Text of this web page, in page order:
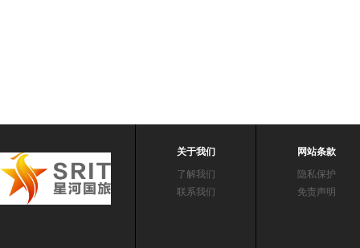
关于我们
了解我们
联系我们
网站条款
隐私保护
免责声明